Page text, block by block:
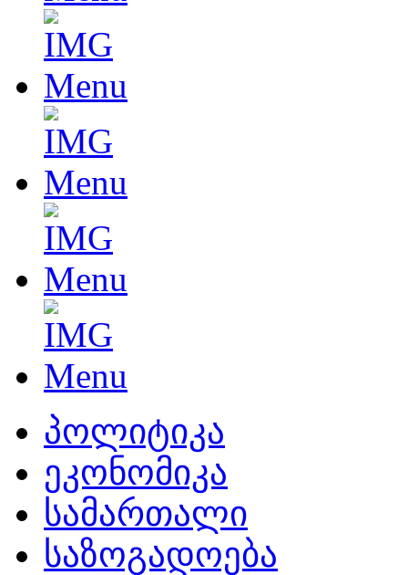
პოლიტიკა
ეკონომიკა
სამართალი
საზოგადოება